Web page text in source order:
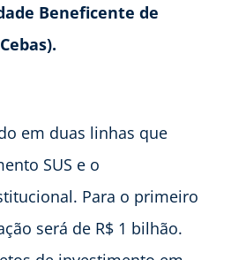
Beneficente de
em duas linhas que
SUS e o
Para o primeiro
será de R$ 1 bilhão.